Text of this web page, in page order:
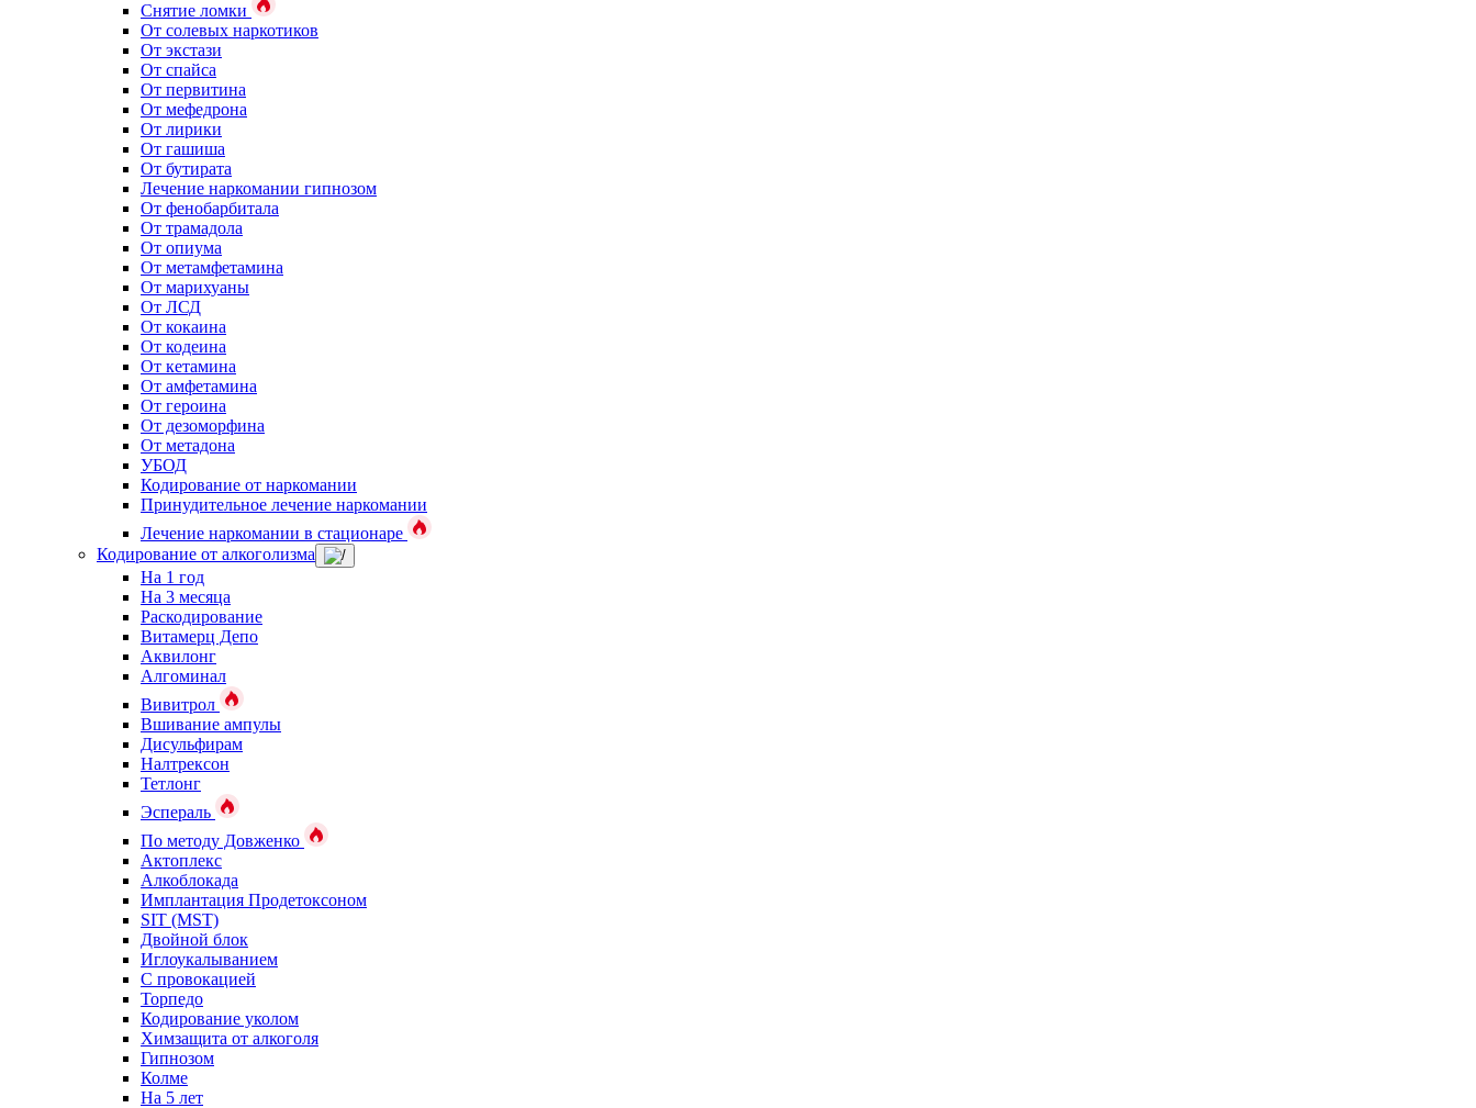
Снятие ломки
От солевых наркотиков
От экстази
От спайса
От первитина
От мефедрона
От лирики
От гашиша
От бутирата
Лечение наркомании гипнозом
От фенобарбитала
От трамадола
От опиума
От метамфетамина
От марихуаны
От ЛСД
От кокаина
От кодеина
От кетамина
От амфетамина
От героина
От дезоморфина
От метадона
УБОД
Кодирование от наркомании
Принудительное лечение наркомании
Лечение наркомании в стационаре
Кодирование от алкоголизма
На 1 год
На 3 месяца
Раскодирование
Витамерц Депо
Аквилонг
Алгоминал
Вивитрол
Вшивание ампулы
Дисульфирам
Налтрексон
Тетлонг
Эспераль
По методу Довженко
Актоплекс
Алкоблокада
Имплантация Продетоксоном
SIT (MST)
Двойной блок
Иглоукалыванием
С провокацией
Торпедо
Кодирование уколом
Химзащита от алкоголя
Гипнозом
Колме
На 5 лет